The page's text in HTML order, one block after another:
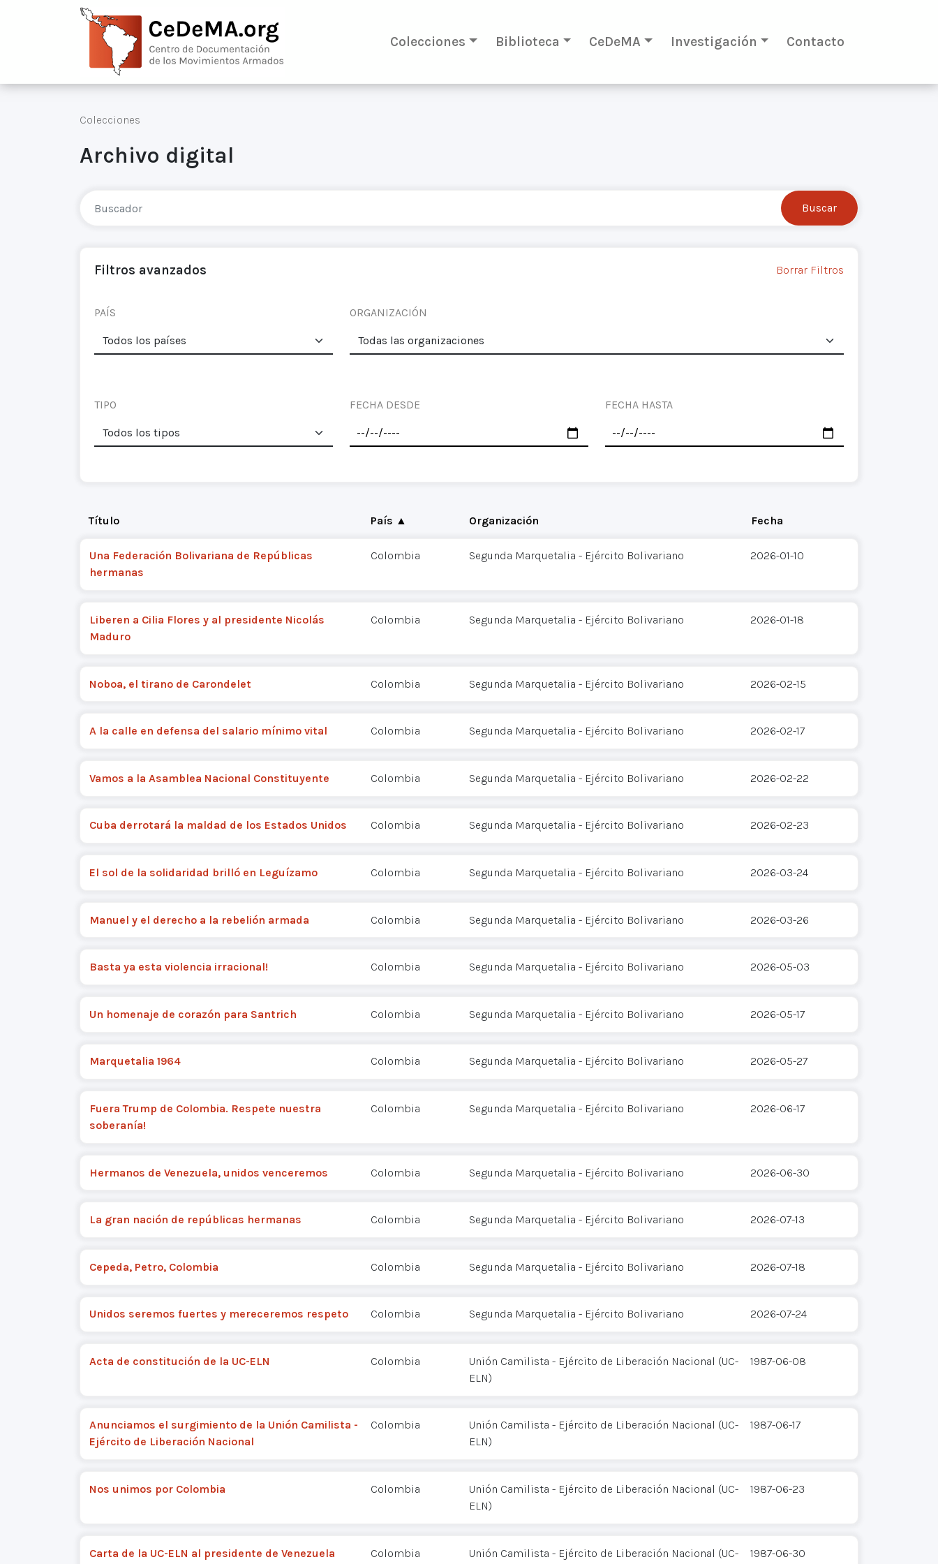
Colecciones Biblioteca CeDeMA Investigación Contacto
Colecciones
Archivo digital
Filtros avanzados Borrar Filtros
PAÍS ORGANIZACIÓN
TIPO FECHA DESDE FECHA HASTA
Título País ▲ Organización Fecha
Una Federación Bolivariana de Repúblicas
hermanas
Colombia Segunda Marquetalia - Ejército Bolivariano 2026-01-10
Liberen a Cilia Flores y al presidente Nicolás
Maduro
Colombia Segunda Marquetalia - Ejército Bolivariano 2026-01-18
Noboa, el tirano de Carondelet Colombia Segunda Marquetalia - Ejército Bolivariano 2026-02-15
A la calle en defensa del salario mínimo vital Colombia Segunda Marquetalia - Ejército Bolivariano 2026-02-17
Vamos a la Asamblea Nacional Constituyente Colombia Segunda Marquetalia - Ejército Bolivariano 2026-02-22
Cuba derrotará la maldad de los Estados Unidos Colombia Segunda Marquetalia - Ejército Bolivariano 2026-02-23
El sol de la solidaridad brilló en Leguízamo Colombia Segunda Marquetalia - Ejército Bolivariano 2026-03-24
Manuel y el derecho a la rebelión armada Colombia Segunda Marquetalia - Ejército Bolivariano 2026-03-26
Basta ya esta violencia irracional! Colombia Segunda Marquetalia - Ejército Bolivariano 2026-05-03
Un homenaje de corazón para Santrich Colombia Segunda Marquetalia - Ejército Bolivariano 2026-05-17
Marquetalia 1964 Colombia Segunda Marquetalia - Ejército Bolivariano 2026-05-27
Fuera Trump de Colombia. Respete nuestra
soberanía!
Colombia Segunda Marquetalia - Ejército Bolivariano 2026-06-17
Hermanos de Venezuela, unidos venceremos Colombia Segunda Marquetalia - Ejército Bolivariano 2026-06-30
La gran nación de repúblicas hermanas Colombia Segunda Marquetalia - Ejército Bolivariano 2026-07-13
Cepeda, Petro, Colombia Colombia Segunda Marquetalia - Ejército Bolivariano 2026-07-18
Unidos seremos fuertes y mereceremos respeto Colombia Segunda Marquetalia - Ejército Bolivariano 2026-07-24
Acta de constitución de la UC-ELN Colombia
Unión Camilista - Ejército de Liberación Nacional (UC-
ELN)
1987-06-08
Anunciamos el surgimiento de la Unión Camilista -
Ejército de Liberación Nacional
Colombia
Unión Camilista - Ejército de Liberación Nacional (UC-
ELN)
1987-06-17
Nos unimos por Colombia Colombia
Unión Camilista - Ejército de Liberación Nacional (UC-
ELN)
1987-06-23
Carta de la UC-ELN al presidente de Venezuela
Colombia
Unión Camilista - Ejército de Liberación Nacional (UC-
1987-06-30